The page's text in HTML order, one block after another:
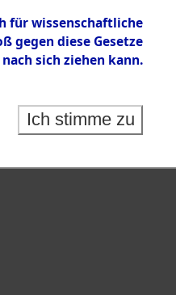
für wissenschaftliche
gegen diese Gesetze
sich ziehen kann.
Ich stimme zu